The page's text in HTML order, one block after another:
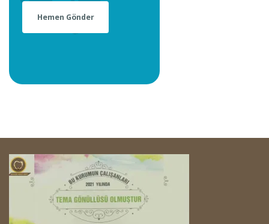
Hemen Gönder